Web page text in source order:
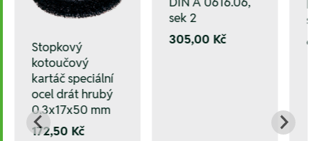
Stopkový
kotoučový
kartáč speciální
ocel drát hrubý
0.3x17x50 mm
172,50 Kč
sek 2
305,00 Kč